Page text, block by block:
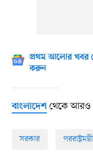
প্রথম আলোর খবর
করুন
বাংলাদেশথেকে আরও
সরকার পররাষ্ট্রমন্ত্রী